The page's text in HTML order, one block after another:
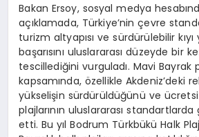
Bakan Ersoy, sosyal medya
açıklamada, Türkiye’nin çevre
turizm altyapısı ve sürdürülebilir
başarısını uluslararası düzeyde bir
tescillediğini vurguladı. Mavi Bayrak
kapsamında, özellikle Akdeniz’deki
yükselişin sürdürüldüğünü ve
plajlarının uluslararası
etti. Bu yıl Bodrum Türkbükü Halk